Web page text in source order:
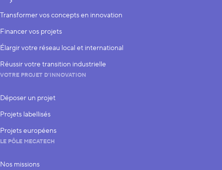
S’inscrire
Transformer vos concepts en innovation
Financer vos projets
Élargir votre réseau local et international
Réussir votre transition industrielle
VOTRE PROJET D’INNOVATION
Déposer un projet
Projets labellisés
Projets européens
LE PÔLE MECATECH
Nos missions